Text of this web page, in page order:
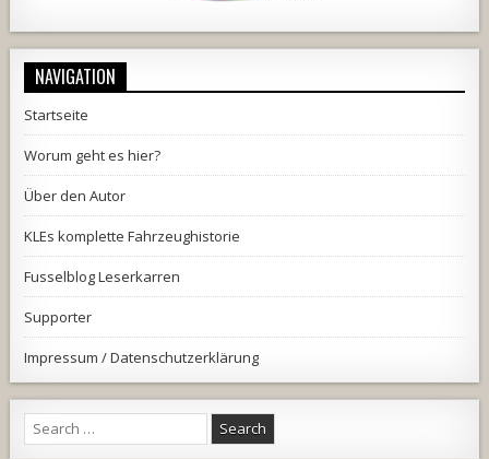
NAVIGATION
Startseite
Worum geht es hier?
Über den Autor
KLEs komplette Fahrzeughistorie
Fusselblog Leserkarren
Supporter
Impressum / Datenschutzerklärung
Search
for: